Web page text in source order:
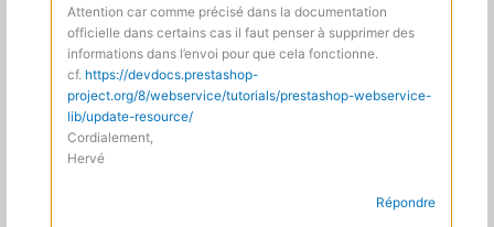
Attention car comme précisé dans la documentation
officielle dans certains cas il faut penser à supprimer des
informations dans l’envoi pour que cela fonctionne.
cf. https://devdocs.prestashop-
project.org/8/webservice/tutorials/prestashop-webservice-
lib/update-resource/
Cordialement,
Hervé
Répondre